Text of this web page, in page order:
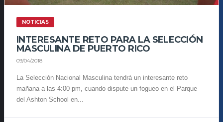
NOTICIAS
INTERESANTE RETO PARA LA SELECCIÓN
MASCULINA DE PUERTO RICO
09/04/2018
La Selección Nacional Masculina tendrá un interesante reto
mañana a las 4:00 pm, cuando dispute un fogueo en el Parque
del Ashton School en...